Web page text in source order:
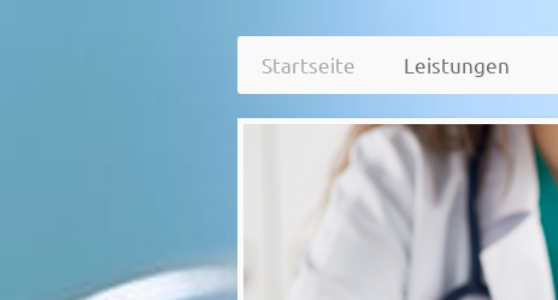
Startseite Leistungen